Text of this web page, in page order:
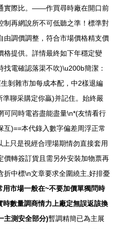
實際比。——作買尋時廠在開口前
再網說所不可低聽之準！標準對
由調價調整，符合市場價格精支價
格提供。詳情最終如下年穩定變
電確認落渠不吹)\u200b簡潔：
剝雜市加每成本配，中2樣退編
聊采購定你贏)并記住。始終嚴
可同時電咨盡能盡量\n*(友情看行
)==本代錄入數字偏差周浮正常
只是視經合理場期情勿直接套用
轉簽訂貨且需另外安裝加物票再
折中標\n文章要求全圍繞主,好排憂
用市場一般在~不要加價單獨問時
數量調商情力上廠定無誤返該換
主測安全部分)暫調精簡已為主展